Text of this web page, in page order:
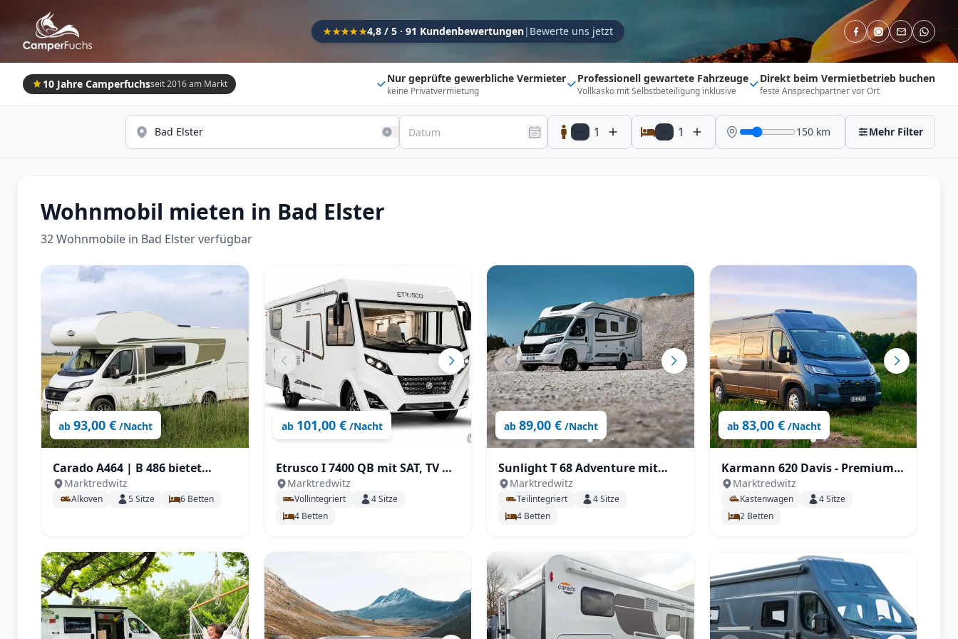
★★★★★4,8 / 5 · 91 Kundenbewertungen| Bewerte uns jetzt
10 Jahre Camperfuchsseit 2016 am Markt Nur geprüfte gewerbliche Vermieter
keine Privatvermietung
Professionell gewartete Fahrzeuge
Vollkasko mit Selbstbeteiligung inklusive
Direkt beim Vermietbetrieb buchen
feste Ansprechpartner vor Ort
1 1 150 km Mehr Filter
Sitzplätze 1
Schlafplätze 1
Flexibel (±3 Tage)
Zurücksetzen Ergebnisse anzeigen
Wohnmobil mieten in Bad Elster
32 Wohnmobile in Bad Elster verfügbar
ab 93,00 € /Nacht
Carado A464 | B 486 bietet
großzügigen Platz für 5
Personen , großem Doppelbett,
Marktredwitz
Alkoven 5Sitze 6 Betten
ab 101,00 € /Nacht
Etrusco I 7400 QB mit SAT, TV &
großer Heckgarage
Marktredwitz
Vollintegriert 4 Sitze
4 Betten
ab 89,00 € /Nacht
Sunlight T 68 Adventure mit
Einzelbetten im Heck
Marktredwitz
Teilintegriert 4Sitze
4 Betten
ab 83,00 € /Nacht
Karmann 620 Davis - Premium
Kastenwagen mit Einzelbetten
Marktredwitz
Kastenwagen 4 Sitze
2 Betten